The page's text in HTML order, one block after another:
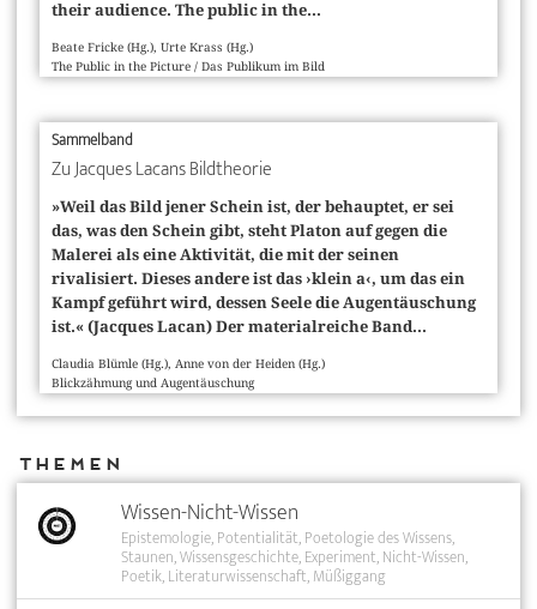
their audience. The public in the...
Beate Fricke (Hg.), Urte Krass (Hg.)
The Public in the Picture / Das Publikum im Bild
Sammelband
Zu Jacques Lacans Bildtheorie
»Weil das Bild jener Schein ist, der behauptet, er sei
das, was den Schein gibt, steht Platon auf gegen die
Malerei als eine Aktivität, die mit der seinen
rivalisiert. Dieses andere ist das ›klein a‹, um das ein
Kampf geführt wird, dessen Seele die Augentäuschung
ist.« (Jacques Lacan) Der materialreiche Band...
Claudia Blümle (Hg.), Anne von der Heiden (Hg.)
Blickzähmung und Augentäuschung
Themen
Wissen-Nicht-Wissen
Epistemologie Potentialität Poetologie des Wissens
Staunen Wissensgeschichte Experiment Nicht-Wissen
Poetik Literaturwissenschaft Müßiggang